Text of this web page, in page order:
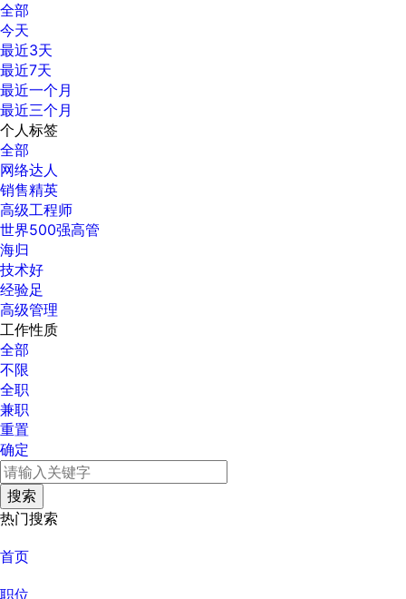
全部
今天
最近3天
最近7天
最近一个月
最近三个月
个人标签
全部
网络达人
销售精英
高级工程师
世界500强高管
海归
技术好
经验足
高级管理
工作性质
全部
不限
全职
兼职
重置
确定
热门搜索
首页
职位